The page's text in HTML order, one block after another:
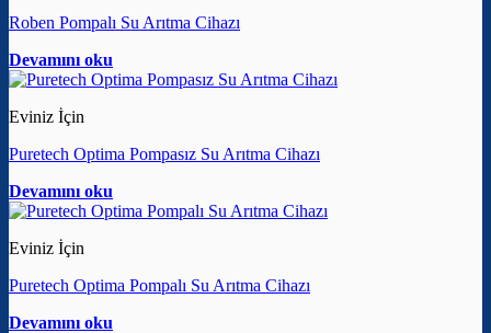
Roben Pompalı Su Arıtma Cihazı
Devamını oku
Eviniz İçin
Puretech Optima Pompasız Su Arıtma Cihazı
Devamını oku
Eviniz İçin
Puretech Optima Pompalı Su Arıtma Cihazı
Devamını oku